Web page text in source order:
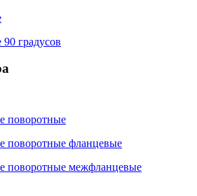
градусов
поворотные
поворотные фланцевые
поворотные межфланцевые